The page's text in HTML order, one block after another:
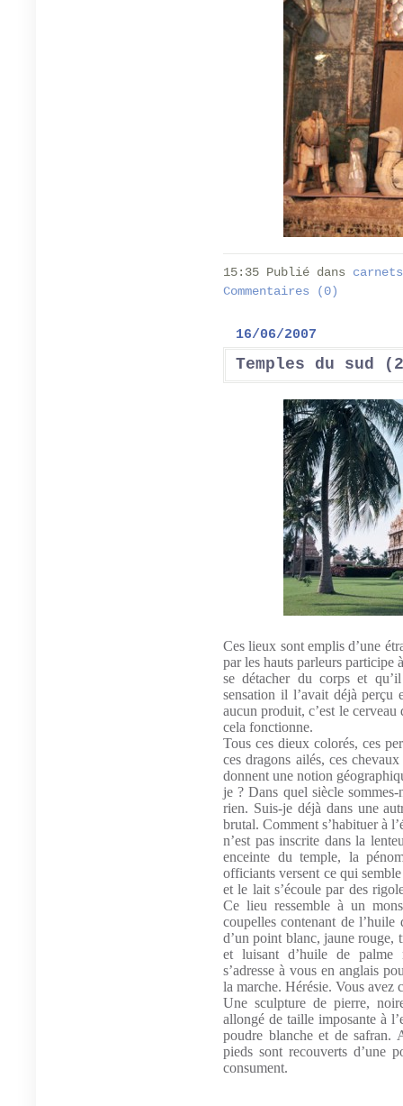
15:35 Publié dans
Commentaires (0)
16/06/2007
Temples du sud
Ces lieux sont emplis d’une
par les hauts parleurs participe
se détacher du corps et
sensation il l’avait déjà perçu
aucun produit, c’est le
cela fonctionne.
Tous ces dieux colorés, ces
ces dragons ailés, ces
donnent une notion
je ? Dans quel siècle
rien. Suis-je déjà dans une
brutal. Comment s’habituer à
n’est pas inscrite dans la
enceinte du temple, la
officiants versent ce qui
et le lait s’écoule par des
Ce lieu ressemble à un
coupelles contenant de l’huile
d’un point blanc, jaune rouge,
et luisant d’huile de palme
s’adresse à vous en anglais
la marche. Hérésie. Vous avez
Une sculpture de pierre,
allongé de taille imposante à
poudre blanche et de safran.
pieds sont recouverts d’une
consument.